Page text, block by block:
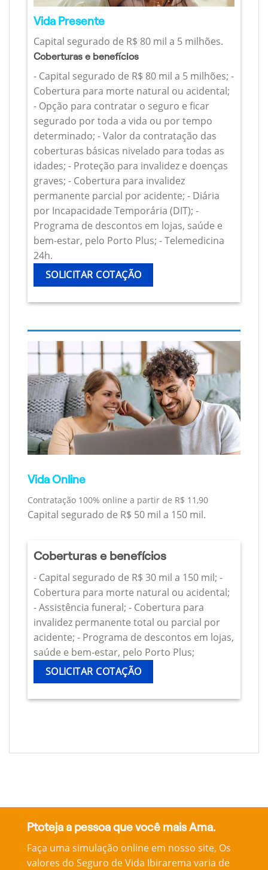
Vida Presente
Capital segurado de R$ 80 mil a 5 milhões.
Coberturas e benefícios
- Capital segurado de R$ 80 mil a 5 milhões; -
Cobertura para morte natural ou acidental;
- Opção para contratar o seguro e ficar
segurado por toda a vida ou por tempo
determinado; - Valor da contratação das
coberturas básicas nivelado para todas as
idades; - Proteção para invalidez e doenças
graves; - Cobertura para invalidez
permanente parcial por acidente; - Diária
por Incapacidade Temporária (DIT); -
Programa de descontos em lojas, saúde e
bem-estar, pelo Porto Plus; - Telemedicina
24h.
SOLICITAR COTAÇÃO
Vida Online
Contratação 100% online a partir de R$ 11,90
Capital segurado de R$ 50 mil a 150 mil.
Coberturas e benefícios
- Capital segurado de R$ 30 mil a 150 mil; -
Cobertura para morte natural ou acidental;
- Assistência funeral; - Cobertura para
invalidez permanente total ou parcial por
acidente; - Programa de descontos em lojas,
saúde e bem-estar, pelo Porto Plus;
SOLICITAR COTAÇÃO
Ptoteja a pessoa que você mais Ama.
Faça uma simulação online em nosso site, Os
valores do Seguro de Vida Ibirarema varia de